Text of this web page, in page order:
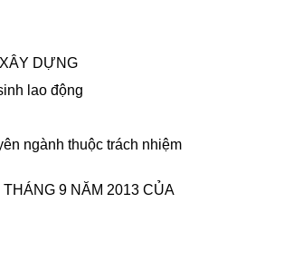
DỰNG
lao động
ngành thuộc trách nhiệm
9 NĂM 2013 CỦA